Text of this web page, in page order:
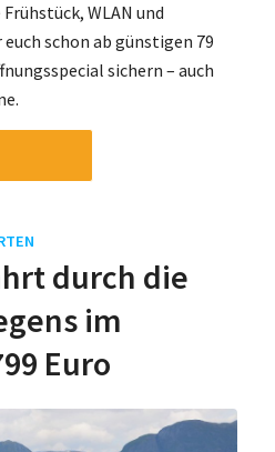
WLAN und
schon ab günstigen 79
sichern – auch
durch die
im
Euro